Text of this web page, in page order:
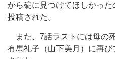
から碇に見つけてほしかっ
投稿された。
また、7話ラストには母の
有馬礼子（山下美月）に再